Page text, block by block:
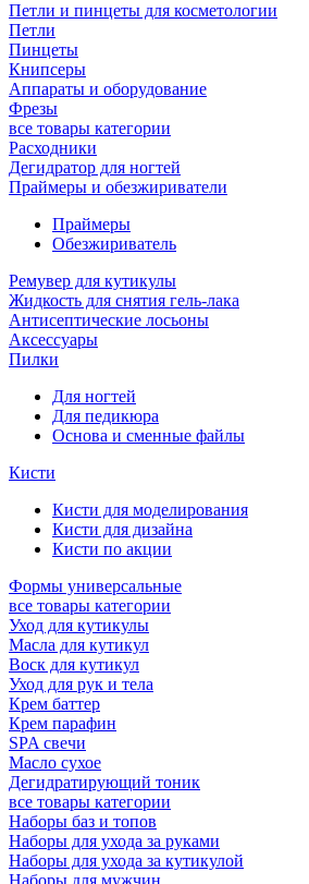
Петли и пинцеты для косметологии
Петли
Пинцеты
Книпсеры
Аппараты и оборудование
Фрезы
все товары категории
Расходники
Дегидратор для ногтей
Праймеры и обезжириватели
Праймеры
Обезжириватель
Ремувер для кутикулы
Жидкость для снятия гель-лака
Антисептические лосьоны
Аксессуары
Пилки
Для ногтей
Для педикюра
Основа и сменные файлы
Кисти
Кисти для моделирования
Кисти для дизайна
Кисти по акции
Формы универсальные
все товары категории
Уход для кутикулы
Масла для кутикул
Воск для кутикул
Уход для рук и тела
Крем баттер
Крем парафин
SPA свечи
Масло сухое
Дегидратирующий тоник
все товары категории
Наборы баз и топов
Наборы для ухода за руками
Наборы для ухода за кутикулой
Наборы для мужчин